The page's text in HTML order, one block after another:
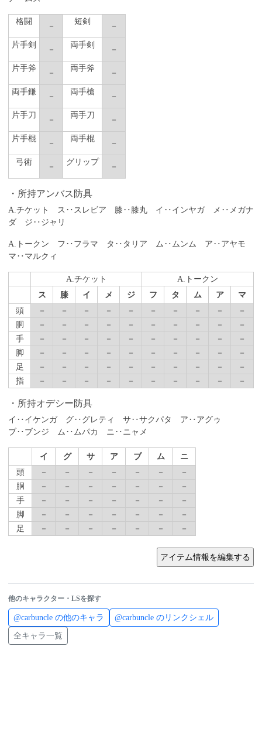
格闘
－
短剣
－
片手剣
－
両手剣
－
片手斧
－
両手斧
－
両手鎌
－
両手槍
－
片手刀
－
両手刀
－
片手棍
－
両手棍
－
弓術
－
グリップ
－
所持アンバス防具
A.チケット ス‥スレビア 膝‥膝丸 イ‥インヤガ メ‥メガナ
ダ ジ‥ジャリ
A.トークン フ‥フラマ タ‥タリア ム‥ムンム ア‥アヤモ
マ‥マルクィ
A.チケット
A.トークン
ス
膝 イ メ ジ フ タ ム ア
マ
頭
－ － － － － － － － －
－
胴
－ － － － － － － － －
－
手
－ － － － － － － － －
－
脚
－ － － － － － － － －
－
足
－ － － － － － － － －
－
指
－ － － － － － － － － －
所持オデシー防具
イ‥イケンガ グ‥グレティ サ‥サクパタ ア‥アグゥ
ブ‥ブンジ ム‥ムパカ ニ‥ニャメ
イ グ サ ア ブ ム
ニ
頭
－ － － － － －
－
胴
－ － － － － －
－
手
－ － － － － －
－
脚
－ － － － － －
－
足
－ － － － － － －
他のキャラクター・LSを探す
@carbuncle の他のキャラ @carbuncle のリンクシェル
全キャラ一覧